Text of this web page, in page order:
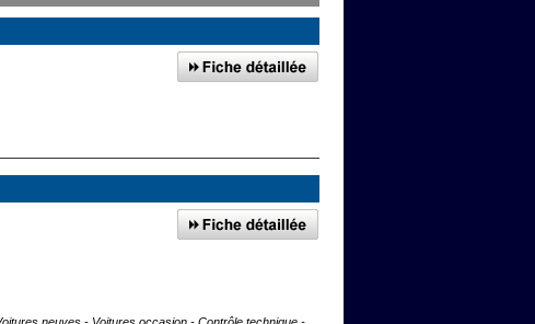
neuves - Voitures occasion - Contrôle technique -